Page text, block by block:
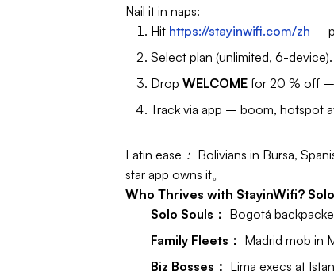
Nail it in naps:
Hit https://stayinwifi.com/zh –
Select plan (unlimited, 6-device).
Drop WELCOME for 20 % off –
Track via app – boom, hotspot
Latin ease： Bolivians in Bursa,
star app owns it。
Who Thrives with StayinWifi?
Solo Souls： Bogotá
Family Fleets： Madrid mob in
Biz Bosses： Lima execs at